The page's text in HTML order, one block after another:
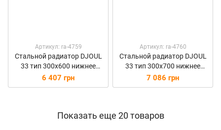
Артикул: ra-4759
Стальной радиатор DJOUL
33 тип 300х600 нижнее
подключение 1053 Вт
6 407 грн
Артикул: ra-4760
Стальной радиатор DJOUL
33 тип 300х700 нижнее
подключение 1228 Вт
7 086 грн
Показать еще 20 товаров